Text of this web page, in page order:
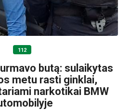
112
butą: sulaikytas
metu rasti ginklai,
narkotikai BMW